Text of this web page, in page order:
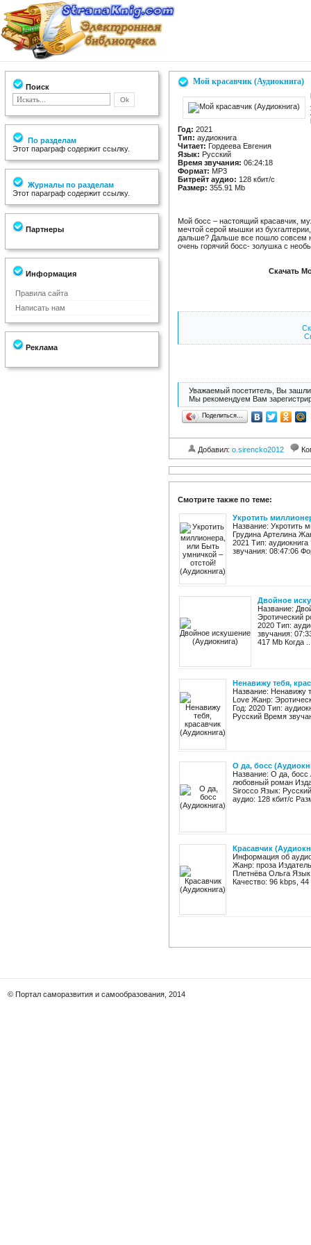
Поиск
По разделам
Этот параграф содержит ссылку.
Журналы по разделам
Этот параграф содержит ссылку.
Партнеры
Информация
Правила сайта
Написать нам
Реклама
Мой красавчик (Аудиокнига)
Год: 2021
Тип: аудиокнига
Читает: Гордеева Евгения
Язык: Русский
Время звучания: 06:24:18
Формат: MP3
Битрейт аудио: 128 кбит/c
Размер: 355.91 Mb
Мой босс – настоящий красавчик,
мечтой серой мышки из
дальше? Дальше все пошло совсем
очень горячий босс- золушка с
Скачать
Уважаемый посетитель, Вы зашли
Мы рекомендуем Вам
Поделиться…
Добавил: o.sirencko2012
Смотрите также по теме:
Укротить
Название: Укротить
Грудина Артелина
2021 Тип:
звучания: 08:47:06
Двойное
Название:
Эротический
2020 Тип:
звучания:
417 Mb Когда
Ненавижу тебя,
Название: Ненавижу
Love Жанр:
Год: 2020 Тип:
Русский Время
О да, босс
Название: О да,
любовный роман
Sirocco Язык:
аудио: 128 кбит/c
Красавчик
Информация об
Жанр: проза
Плетнёва Ольга
Качество: 96 kbps,
© Портал саморазвития и самообразования, 2014